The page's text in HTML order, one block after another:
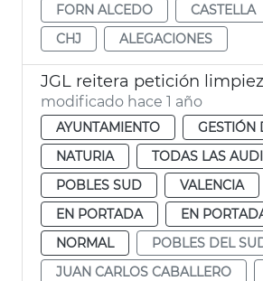
FORN ALCEDO
CASTELLA
CHJ
ALEGACIONES
modificado hace 1 año
AYUNTAMIENTO
GESTIÓN
NATURIA
TODAS LAS
POBLES SUD
VALENCIA
EN PORTADA
EN
NORMAL
POBLES DEL
JUAN CARLOS CABALLERO